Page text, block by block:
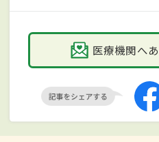
医療機関へ